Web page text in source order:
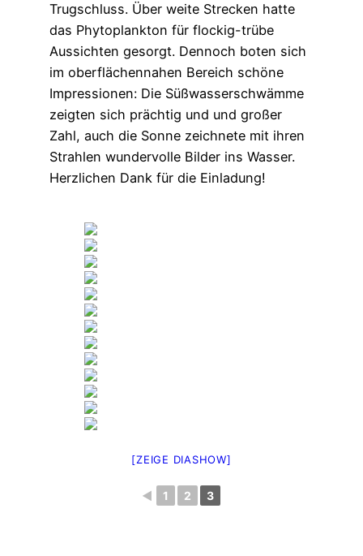
Trugschluss. Über weite Strecken hatte
das Phytoplankton für flockig-trübe
Aussichten gesorgt. Dennoch boten sich
im oberflächennahen Bereich schöne
Impressionen: Die Süßwasserschwämme
zeigten sich prächtig und und großer
Zahl, auch die Sonne zeichnete mit ihren
Strahlen wundervolle Bilder ins Wasser.
Herzlichen Dank für die Einladung!
[ZEIGE DIASHOW]
◄ 1 2 3